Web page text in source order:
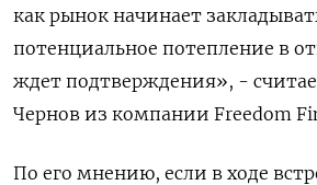
как рынок начинает
потенциальное потепление в
ждет подтверждения», -
Чернов из компании Freedom
По его мнению, если в ходе